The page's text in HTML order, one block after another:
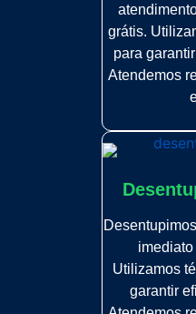
grátis.
para
Atendemos
Utilizamos
garantir